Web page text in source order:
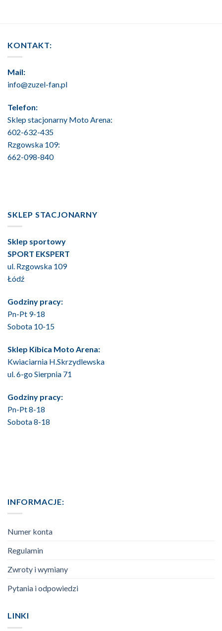
KONTAKT:
Mail:
info@zuzel-fan.pl
Telefon:
Sklep stacjonarny Moto Arena:
602-632-435
Rzgowska 109:
662-098-840
SKLEP STACJONARNY
Sklep sportowy
SPORT EKSPERT
ul. Rzgowska 109
Łódź
Godziny pracy:
Pn-Pt 9-18
Sobota 10-15
Sklep Kibica Moto Arena:
Kwiaciarnia H.Skrzydlewska
ul. 6-go Sierpnia 71
Godziny pracy:
Pn-Pt 8-18
Sobota 8-18
INFORMACJE:
Numer konta
Regulamin
Zwroty i wymiany
Pytania i odpowiedzi
LINKI